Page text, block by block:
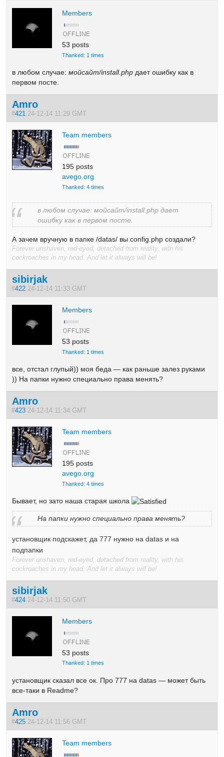
Members
53 posts
Thanked: 1 times
в любом случае:мойсайт/install.php дает ошибку как в
первом посте.
Amro
#421 24-12-14 11:29 GMT
Team members
195 posts
avego.org
Thanked: 4 times
в любом случае: мойсайт/install.php дает
ошибку как в первом посте.
А зачем вручную в папке /datas/ вы config.php создали?
Forever unshaven, red-eyed, detached from reality, with his
cockroaches in my head. And let it always will be!
sibirjak
#422 24-12-14 11:33 GMT
Members
53 posts
Thanked: 1 times
все, отстал глупый)) моя беда — как раньше залез руками
)) На папки нужно специально права менять?
Amro
#423 24-12-14 11:34 GMT
Team members
195 posts
avego.org
Thanked: 4 times
Бывает, но зато наша старая школа
На папки нужно специально права менять?
установщик подскажет, да 777 нужно на datas и на
подпапки
Forever unshaven, red-eyed, detached from reality, with his
cockroaches in my head. And let it always will be!
sibirjak
#424 24-12-14 11:50 GMT
Members
53 posts
Thanked: 1 times
установщик сказал все ок. Про 777 на datas — может быть
все-таки в Readme?
Amro
#425 24-12-14 11:56 GMT
Team members